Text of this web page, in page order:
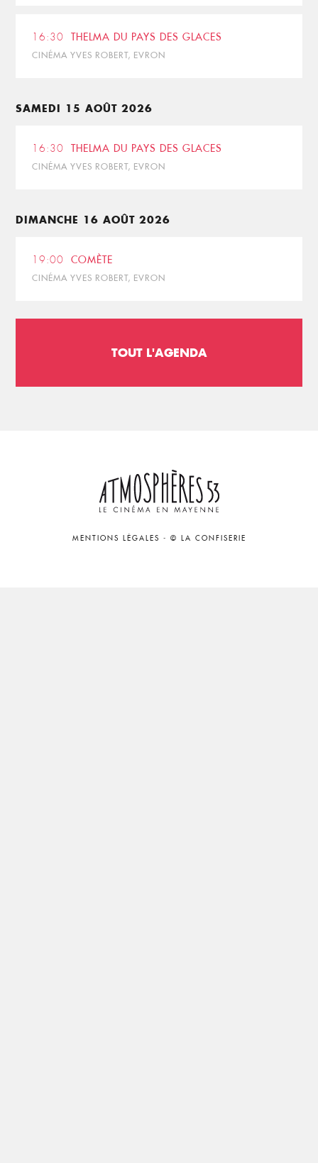
16:30 THELMA DU PAYS DES GLACES
CINÉMA YVES ROBERT, EVRON
SAMEDI 15 AOÛT 2026
16:30 THELMA DU PAYS DES GLACES
CINÉMA YVES ROBERT, EVRON
DIMANCHE 16 AOÛT 2026
19:00 COMÈTE
CINÉMA YVES ROBERT, EVRON
TOUT L'AGENDA
MENTIONS LÉGALES - © LA CONFISERIE